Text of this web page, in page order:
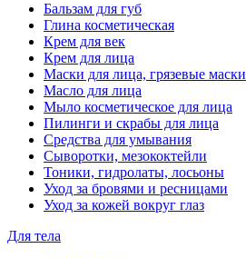
Бальзам для губ
Глина косметическая
Крем для век
Крем для лица
Маски для лица, грязевые маски
Масло для лица
Мыло косметическое для лица
Пилинги и скрабы для лица
Средства для умывания
Сыворотки, мезококтейли
Тоники, гидролаты, лосьоны
Уход за бровями и ресницами
Уход за кожей вокруг глаз
Для тела